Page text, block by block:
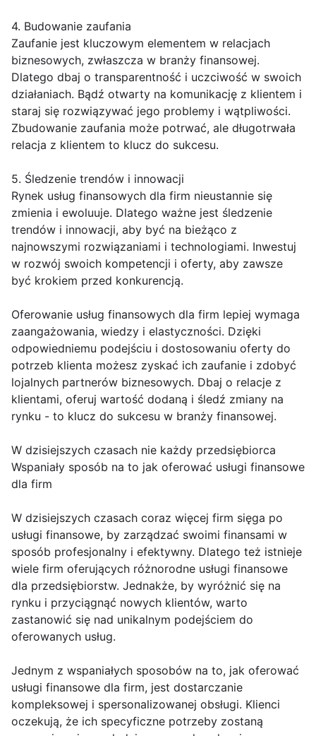
4. Budowanie zaufania
Zaufanie jest kluczowym elementem w relacjach
biznesowych, zwłaszcza w branży finansowej.
Dlatego dbaj o transparentność i uczciwość w swoich
działaniach. Bądź otwarty na komunikację z klientem i
staraj się rozwiązywać jego problemy i wątpliwości.
Zbudowanie zaufania może potrwać, ale długotrwała
relacja z klientem to klucz do sukcesu.
5. Śledzenie trendów i innowacji
Rynek usług finansowych dla firm nieustannie się
zmienia i ewoluuje. Dlatego ważne jest śledzenie
trendów i innowacji, aby być na bieżąco z
najnowszymi rozwiązaniami i technologiami. Inwestuj
w rozwój swoich kompetencji i oferty, aby zawsze
być krokiem przed konkurencją.
Oferowanie usług finansowych dla firm lepiej wymaga
zaangażowania, wiedzy i elastyczności. Dzięki
odpowiedniemu podejściu i dostosowaniu oferty do
potrzeb klienta możesz zyskać ich zaufanie i zdobyć
lojalnych partnerów biznesowych. Dbaj o relacje z
klientami, oferuj wartość dodaną i śledź zmiany na
rynku - to klucz do sukcesu w branży finansowej.
W dzisiejszych czasach nie każdy przedsiębiorca
Wspaniały sposób na to jak oferować usługi finansowe
dla firm
W dzisiejszych czasach coraz więcej firm sięga po
usługi finansowe, by zarządzać swoimi finansami w
sposób profesjonalny i efektywny. Dlatego też istnieje
wiele firm oferujących różnorodne usługi finansowe
dla przedsiębiorstw. Jednakże, by wyróżnić się na
rynku i przyciągnąć nowych klientów, warto
zastanowić się nad unikalnym podejściem do
oferowanych usług.
Jednym z wspaniałych sposobów na to, jak oferować
usługi finansowe dla firm, jest dostarczanie
kompleksowej i spersonalizowanej obsługi. Klienci
oczekują, że ich specyficzne potrzeby zostaną